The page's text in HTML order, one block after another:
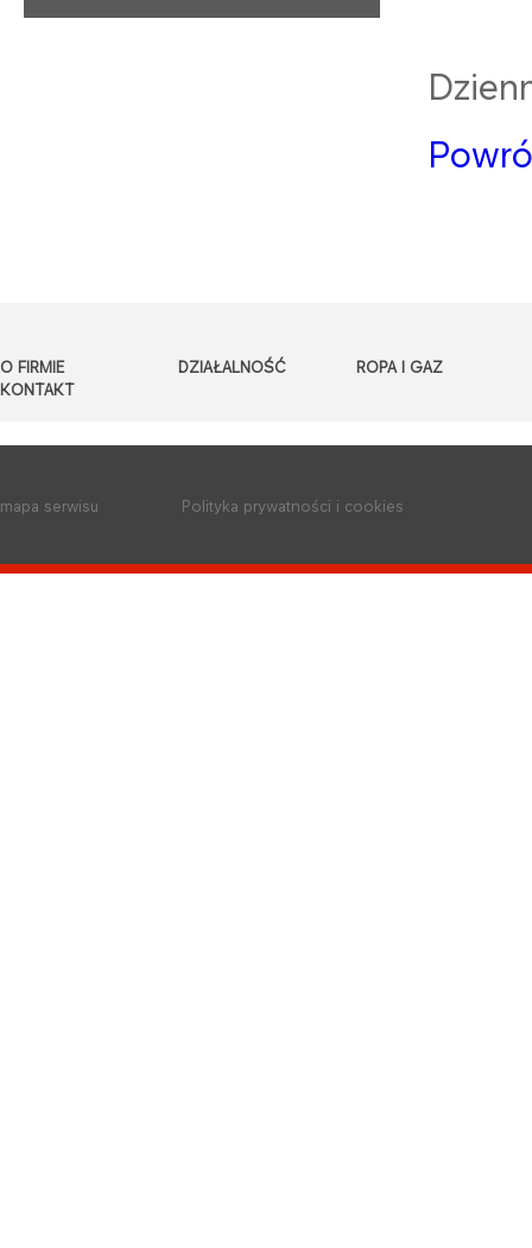
O FIRMIE DZIAŁALNOŚĆ
ROPA I GAZ
KONTAKT
mapa serwisu Polityka prywatności i cookies